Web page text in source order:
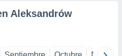
Aleksandrów